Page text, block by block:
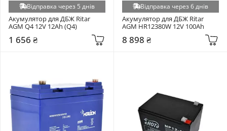
Відправка через 5 днів
Акумулятор для ДБЖ Ritar
AGM Q4 12V 12Ah (Q4)
1 656 ₴
Відправка через 6 днів
Акумулятор для ДБЖ Ritar
AGM HR12380W 12V 100Ah
8 898 ₴